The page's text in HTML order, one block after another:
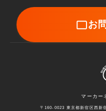
お
マーカー
〒160-0023 東京都新宿区西